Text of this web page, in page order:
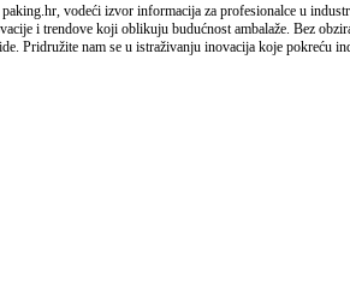
vodeći izvor informacija za profesionalce u
i trendove koji oblikuju budućnost ambalaže. Bez
Pridružite nam se u istraživanju inovacija koje pokreću